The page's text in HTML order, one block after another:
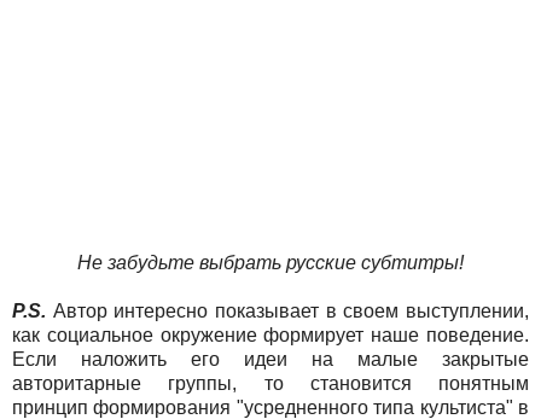
Не забудьте выбрать русские субтитры!
P.S. Автор интересно показывает в своем выступлении,
как социальное окружение формирует наше поведение.
Если наложить его идеи на малые закрытые
авторитарные группы, то становится понятным
принцип формирования "усредненного типа культиста" в